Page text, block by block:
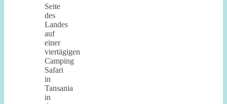
Seite
des
Landes
auf
einer
viertägigen
Camping
Safari
in
Tansania
in